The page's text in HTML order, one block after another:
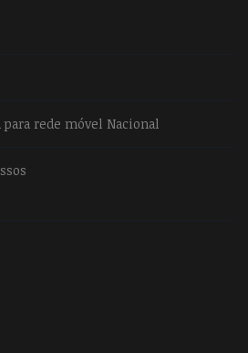
para rede móvel Nacional